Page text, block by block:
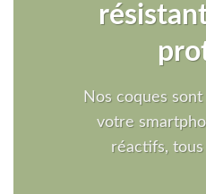
Nos coques
votre
réactifs,